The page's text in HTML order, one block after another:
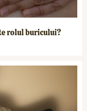
rolul buricului?